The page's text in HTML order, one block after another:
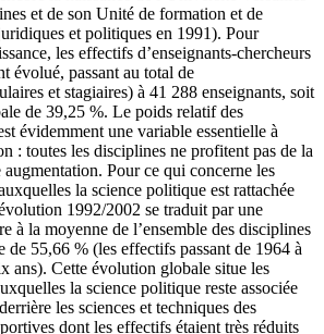
et de son Unité de formation et de
et politiques en 1991). Pour
les effectifs d’enseignants-chercheurs
évolué, passant au total de
et stagiaires) à 41 288 enseignants, soit
de 39,25 %. Le poids relatif des
évidemment une variable essentielle à
: toutes les disciplines ne profitent pas de la
augmentation. Pour ce qui concerne les
la science politique est rattachée
1992/2002 se traduit par une
à la moyenne de l’ensemble des disciplines
de 55,66 % (les effectifs passant de 1964 à
ans). Cette évolution globale situe les
la science politique reste associée
les sciences et techniques des
dont les effectifs étaient très réduits